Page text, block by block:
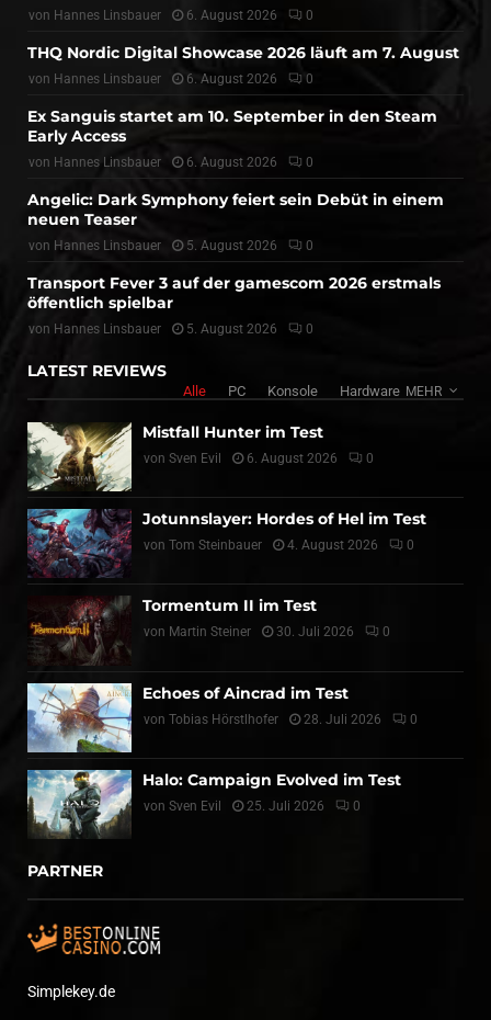
von Hannes Linsbauer 6. August 2026 0
THQ Nordic Digital Showcase 2026 läuft am 7. August
von Hannes Linsbauer 6. August 2026 0
Ex Sanguis startet am 10. September in den Steam
Early Access
von Hannes Linsbauer 6. August 2026 0
Angelic: Dark Symphony feiert sein Debüt in einem
neuen Teaser
von Hannes Linsbauer 5. August 2026 0
Transport Fever 3 auf der gamescom 2026 erstmals
öffentlich spielbar
von Hannes Linsbauer 5. August 2026 0
LATEST REVIEWS
Alle PC Konsole Hardware MEHR
Mistfall Hunter im Test
von Sven Evil 6. August 2026 0
Jotunnslayer: Hordes of Hel im Test
von Tom Steinbauer 4. August 2026 0
Tormentum II im Test
von Martin Steiner 30. Juli 2026 0
Echoes of Aincrad im Test
von Tobias Hörstlhofer 28. Juli 2026 0
Halo: Campaign Evolved im Test
von Sven Evil 25. Juli 2026 0
PARTNER
Simplekey.de